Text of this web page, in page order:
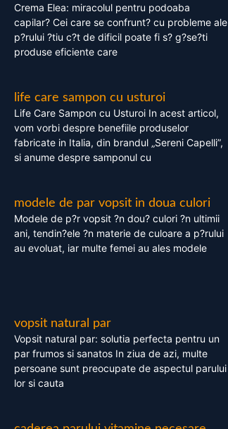
Crema Elea: miracolul pentru podoaba
capilar? Cei care se confrunt? cu probleme ale
p?rului ?tiu c?t de dificil poate fi s? g?se?ti
produse eficiente care
life care sampon cu usturoi
Life Care Sampon cu Usturoi In acest articol,
vom vorbi despre benefiile produselor
fabricate in Italia, din brandul „Sereni Capelli”,
si anume despre samponul cu
modele de par vopsit in doua culori
Modele de p?r vopsit ?n dou? culori ?n ultimii
ani, tendin?ele ?n materie de culoare a p?rului
au evoluat, iar multe femei au ales modele
vopsit natural par
Vopsit natural par: solutia perfecta pentru un
par frumos si sanatos In ziua de azi, multe
persoane sunt preocupate de aspectul parului
lor si cauta